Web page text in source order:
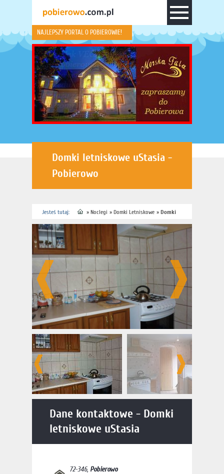
NAJLEPSZY PORTAL O POBIEROWIE!
Domki letniskowe uStasia -
Pobierowo
Jesteś tutaj: » Noclegi » Domki Letniskowe » Domki
letniskowe uStasia
Dane kontaktowe - Domki
letniskowe uStasia
72-346, Pobierowo